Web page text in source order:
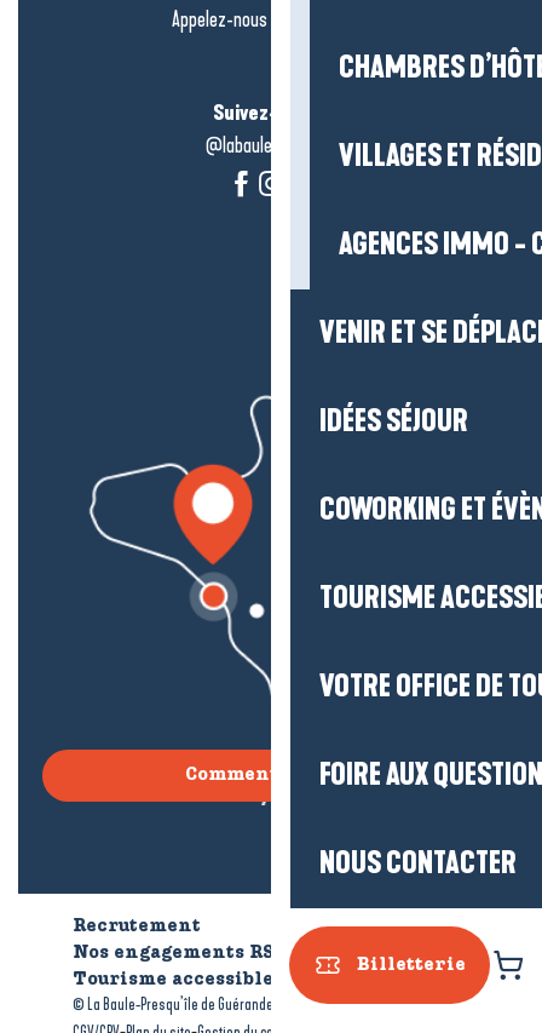
CHAMBRES
VILLAGES ET
AGENCES IMMO -
VENIR ET SE
IDÉES SÉJOUR
COWORKING ET
TOURISME
VOTRE OFFICE DE
FOIRE AUX
NOUS CONTACTER
Billetterie
Appelez-nous en
Suivez-nous !
@labauleguérande
Comment venir ?
Recrutement
Qui sommes-nous ?
Nos engagements RSE
Tourisme accessible
© La Baule-Presqu’île de Guérande tourisme-Mentions légales-